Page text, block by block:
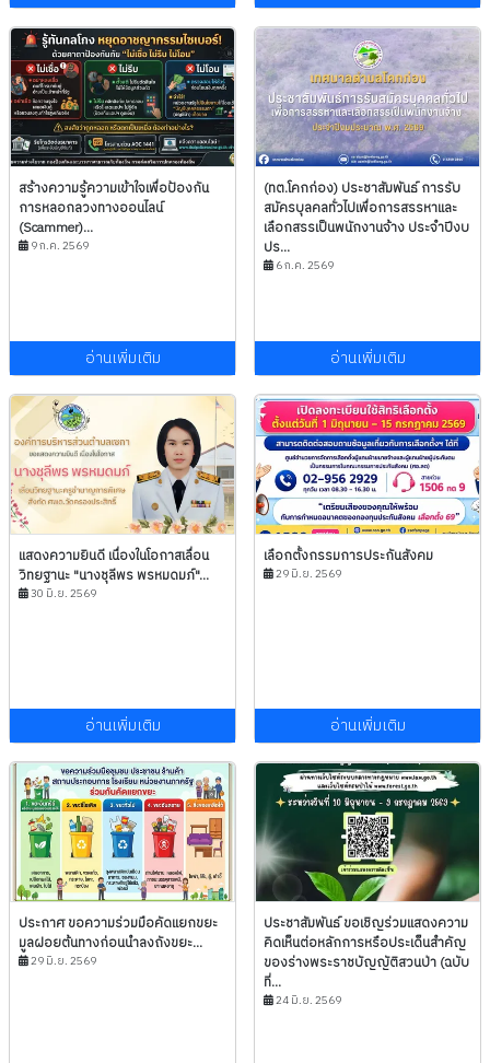
สร้างความรู้ความเข้าใจเพื่อป้องกัน
การหลอกลวงทางออนไลน์
(Scammer)...
9 ก.ค. 2569
อ่านเพิ่มเติม
(ทต.โคกก่อง) ประชาสัมพันธ์ การรับ
สมัครบุลคลทั่วไปเพื่อการสรรหาและ
เลือกสรรเป็นพนักงานจ้าง ประจำปีงบ
ปร...
6 ก.ค. 2569
อ่านเพิ่มเติม
แสดงความยินดี เนื่องในโอกาสเลื่อน
วิทยฐานะ "นางชุลีพร พรหมดมภ์"...
30 มิ.ย. 2569
อ่านเพิ่มเติม
เลือกตั้งกรรมการประกันสังคม
29 มิ.ย. 2569
อ่านเพิ่มเติม
ประกาศ ขอความร่วมมือคัดแยกขยะ
มูลฝอยต้นทางก่อนนำลงถังขยะ...
29 มิ.ย. 2569
ประชาสัมพันธ์ ขอเชิญร่วมแสดงความ
คิดเห็นต่อหลักการหรือประเด็นสำคัญ
ของร่างพระราชบัญญัติสวนป่า (ฉบับ
ที่...
24 มิ.ย. 2569